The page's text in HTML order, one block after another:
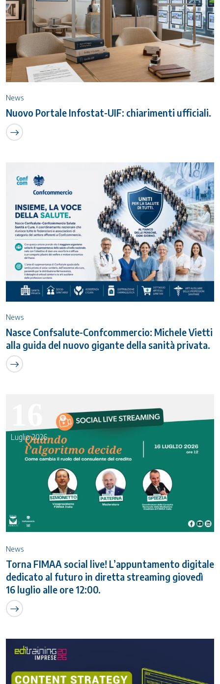
News
Nuovo Portale Infostat-UIF: chiarimenti ufficiali.
News
Nasce Confsalute-Confcommercio: Michele Vietti
alla guida del nuovo gigante della sanità privata.
Luglio 2026
News
Torna FIMAA social live! L’appuntamento digitale
dedicato al futuro in diretta streaming giovedì
16 luglio alle ore 12:00.